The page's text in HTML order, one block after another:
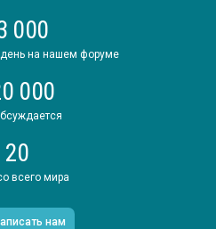
000
на нашем форуме
000
20
всего мира
нам